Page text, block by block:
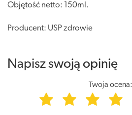
Objętość netto: 150ml.
Producent: USP zdrowie
Napisz swoją opinię
Twoja ocena: